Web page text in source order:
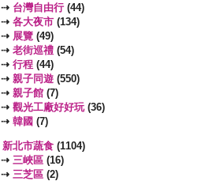
⇢ 台灣自由行 (44)
⇢ 各大夜市 (134)
⇢ 展覽 (49)
⇢ 老街巡禮 (54)
⇢ 行程 (44)
⇢ 親子同遊 (550)
⇢ 親子館 (7)
⇢ 觀光工廠好好玩(36)
⇢ 韓國 (7)
新北市蔬食 (1104)
⇢ 三峽區 (16)
⇢ 三芝區 (2)